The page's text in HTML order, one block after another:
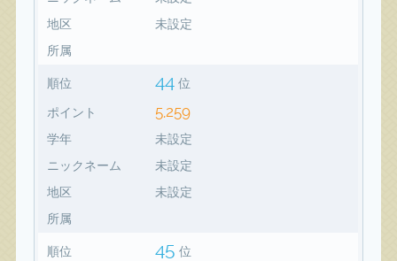
地区
未設定
所属
順位 44 位
ポイント 5,259
学年
未設定
ニックネーム
未設定
地区
未設定
所属
順位 45 位